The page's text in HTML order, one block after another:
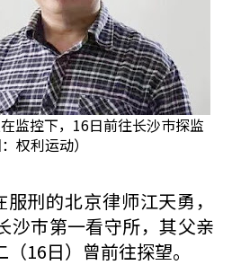
监控下，16日前往长沙巿探监
：权利运动）
刑的北京律师江天勇，
沙巿第一看守所，其父亲
16日）曾前往探望。